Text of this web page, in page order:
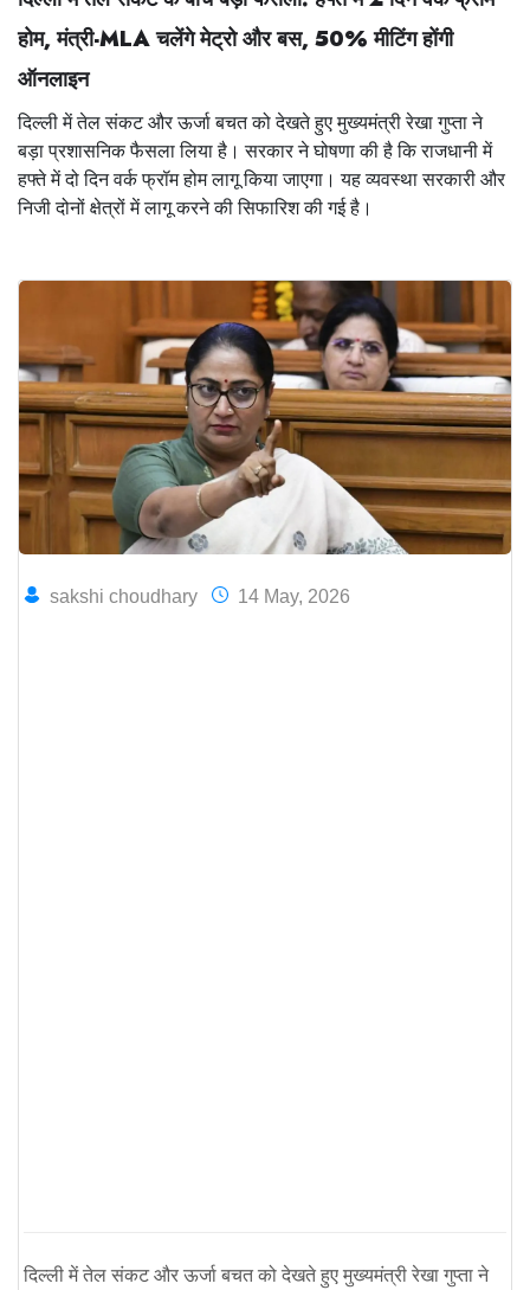
होम,मंत्री-MLA चलेंगे मेट्रो और बस,50% मीटिंग होंगी
ऑनलाइन
दिल्ली में तेल संकट और ऊर्जा बचत को देखते हुए मुख्यमंत्री रेखा गुप्ता ने
बड़ा प्रशासनिक फैसला लिया है। सरकार ने घोषणा की है कि राजधानी में
हफ्ते में दो दिन वर्क फ्रॉम होम लागू किया जाएगा। यह व्यवस्था सरकारी और
निजी दोनों क्षेत्रों में लागू करने की सिफारिश की गई है।
sakshi choudhary 14 May, 2026
दिल्ली में तेल संकट और ऊर्जा बचत को देखते हुए मुख्यमंत्री रेखा गुप्ता ने